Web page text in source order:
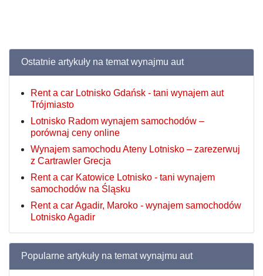
Ostatnie artykuły na temat wynajmu aut
Rent a car Lotnisko Gdańsk - tani wynajem aut
Trójmiasto
Lotnisko Radom wynajem samochodów –
porównaj ceny online
Wynajem samochodu Ateny Lotnisko – zarezerwuj
z Cartrawler Grecja
Rent a car Katowice Lotnisko - tani wynajem
samochodów na Śląsku
Rent a car Agadir, Maroko - wynajem samochodów
Lotnisko Agadir
Popularne artykuły na temat wynajmu aut